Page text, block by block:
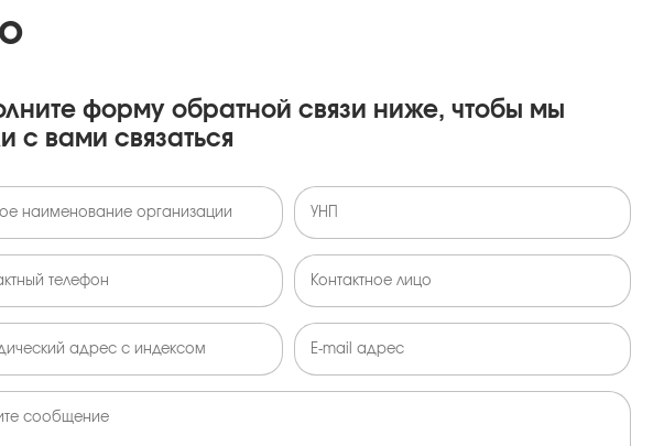
форму обратной связи ниже, чтобы мы
с вами связаться